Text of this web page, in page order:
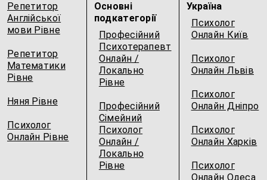
Репетитор
Англійської
мови Рівне
Репетитор
Математики
Рівне
Няня Рівне
Психолог
Онлайн Рівне
Основні
подкатегорії
Професійний
Психотерапевт
Онлайн /
Локально
Рівне
Професійний
Сімейний
Психолог
Онлайн /
Локально
Рівне
Україна
Психолог
Онлайн Київ
Психолог
Онлайн Львів
Психолог
Онлайн Дніпро
Психолог
Онлайн Харків
Психолог
Онлайн Одеса